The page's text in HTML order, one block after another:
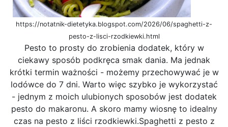
https://notatnik-dietetyka.blogspot.com/2026/06/spaghetti-z-
pesto-z-lisci-rzodkiewki.html
Pesto to prosty do zrobienia dodatek, który w
ciekawy sposób podkręca smak dania. Ma jednak
krótki termin ważności - możemy przechowywać je w
lodówce do 7 dni. Warto więc szybko je wykorzystać
- jednym z moich ulubionych sposobów jest dodatek
pesto do makaronu. A skoro mamy wiosnę to idealny
czas na pesto z liści rzodkiewki.Spaghetti z pesto z